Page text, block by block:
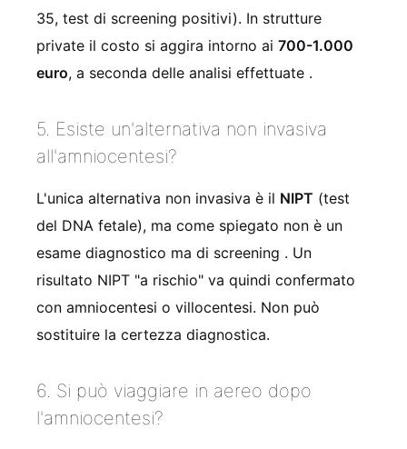
35, test di screening positivi). In strutture
private il costo si aggira intorno ai 700-1.000
euro, a seconda delle analisi effettuate .
5. Esiste un'alternativa non invasiva
all'amniocentesi?
L'unica alternativa non invasiva è il NIPT (test
del DNA fetale), ma come spiegato non è un
esame diagnostico ma di screening . Un
risultato NIPT "a rischio" va quindi confermato
con amniocentesi o villocentesi. Non può
sostituire la certezza diagnostica.
6. Si può viaggiare in aereo dopo
l'amniocentesi?